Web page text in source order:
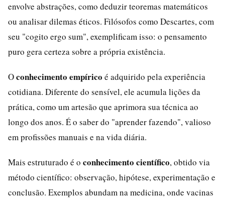
envolve abstrações, como deduzir teoremas matemáticos
ou analisar dilemas éticos. Filósofos como Descartes, com
seu "cogito ergo sum", exemplificam isso: o pensamento
puro gera certeza sobre a própria existência.
Oconhecimento empírico é adquirido pela experiência
cotidiana. Diferente do sensível, ele acumula lições da
prática, como um artesão que aprimora sua técnica ao
longo dos anos. É o saber do "aprender fazendo", valioso
em profissões manuais e na vida diária.
Mais estruturado é o conhecimento científico, obtido via
método científico: observação, hipótese, experimentação e
conclusão. Exemplos abundam na medicina, onde vacinas